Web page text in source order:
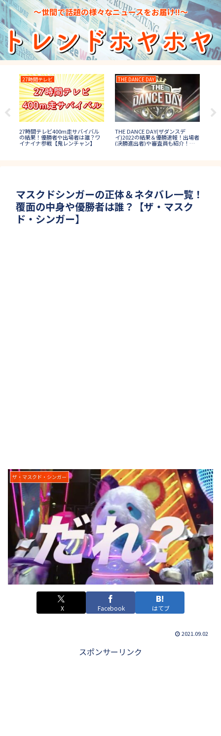
～世間で話題の様々なニュースをお届け!!～
27時間テレビ
27時間テレビ400m走サバイバル
の結果！優勝者や出場者は誰？ワ
イナイナ参戦【鬼レンチャン】
THE DANCE DAY
THE DANCE DAY(ザダンスデ
イ)2022の結果＆優勝速報！出場者
(決勝進出者)や審査員も紹介！
マスクドシンガーの正体＆ネタバレ一覧！
覆面の中身や優勝者は誰？【ザ・マスク
ド・シンガー】
ザ・マスクド・シンガー
X Facebook はてブ
2021.09.02
スポンサーリンク